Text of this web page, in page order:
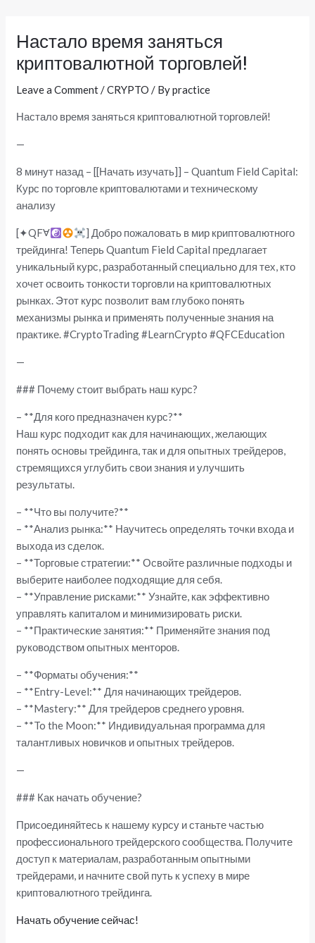
contentНастало время заняться
криптовалютной торговлей!
Leave a Comment/CRYPTO / Bypractice
Настало время заняться криптовалютной торговлей!
—
8 минут назад – [[Начать изучать]] – Quantum Field Capital:
Курс по торговле криптовалютами и техническому
анализу
[✦QFⱯ
] Добро пожаловать в мир криптовалютного
трейдинга! Теперь Quantum Field Capital предлагает
уникальный курс, разработанный специально для тех, кто
хочет освоить тонкости торговли на криптовалютных
рынках. Этот курс позволит вам глубоко понять
механизмы рынка и применять полученные знания на
практике. #CryptoTrading #LearnCrypto #QFCEducation
—
### Почему стоит выбрать наш курс?
– **Для кого предназначен курс?**
Наш курс подходит как для начинающих, желающих
понять основы трейдинга, так и для опытных трейдеров,
стремящихся углубить свои знания и улучшить
результаты.
– **Что вы получите?**
– **Анализ рынка:** Научитесь определять точки входа и
выхода из сделок.
– **Торговые стратегии:** Освойте различные подходы и
выберите наиболее подходящие для себя.
– **Управление рисками:** Узнайте, как эффективно
управлять капиталом и минимизировать риски.
– **Практические занятия:** Применяйте знания под
руководством опытных менторов.
– **Форматы обучения:**
– **Entry-Level:** Для начинающих трейдеров.
– **Mastery:** Для трейдеров среднего уровня.
– **To the Moon:** Индивидуальная программа для
талантливых новичков и опытных трейдеров.
—
### Как начать обучение?
Присоединяйтесь к нашему курсу и станьте частью
профессионального трейдерского сообщества. Получите
доступ к материалам, разработанным опытными
трейдерами, и начните свой путь к успеху в мире
криптовалютного трейдинга.
Начать обучение сейчас!